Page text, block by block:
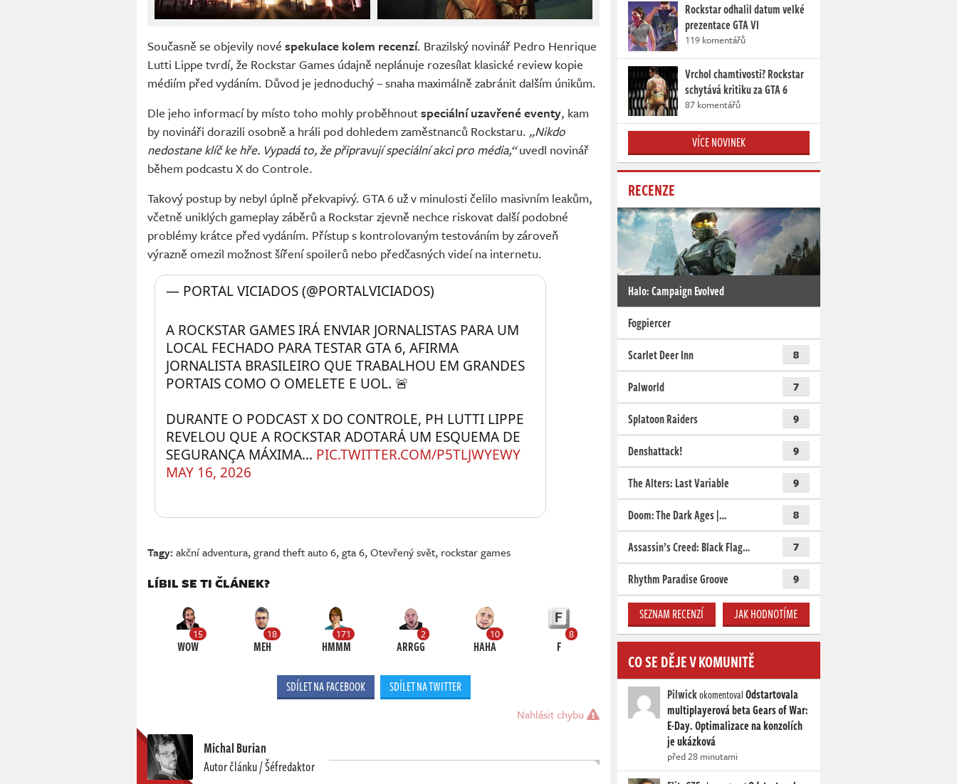
Současně se objevily nové spekulace kolem recenzí. Brazilský novinář Pedro Henrique
Lutti Lippe tvrdí, že Rockstar Games údajně neplánuje rozesílat klasické review kopie
médiím před vydáním. Důvod je jednoduchý – snaha maximálně zabránit dalším únikům.
Dle jeho informací by místo toho mohly proběhnoutspeciální uzavřené eventy, kam
by novináři dorazili osobně a hráli pod dohledem zaměstnanců Rockstaru. „Nikdo
nedostane klíč ke hře. Vypadá to, že připravují speciální akci pro média,“uvedl novinář
během podcastu X do Controle.
Takový postup by nebyl úplně překvapivý. GTA 6 už v minulosti čelilo masivním leakům,
včetně uniklých gameplay záběrů a Rockstar zjevně nechce riskovat další podobné
problémy krátce před vydáním. Přístup s kontrolovaným testováním by zároveň
výrazně omezil možnost šíření spoilerů nebo předčasných videí na internetu.
A ROCKSTAR GAMES IRÁ ENVIAR JORNALISTAS PARA UM
LOCAL FECHADO PARA TESTAR GTA 6, AFIRMA
JORNALISTA BRASILEIRO QUE TRABALHOU EM GRANDES
PORTAIS COMO O OMELETE E UOL. 🚨
DURANTE O PODCAST X DO CONTROLE, PH LUTTI LIPPE
REVELOU QUE A ROCKSTAR ADOTARÁ UM ESQUEMA DE
SEGURANÇA MÁXIMA… PIC.TWITTER.COM/P5TLJWYEWY
— PORTAL VICIADOS (@PORTALVICIADOS)
MAY 16, 2026
Tagy:akční adventura,grand theft auto 6,gta 6,Otevřený svět, rockstar games
LÍBIL SE TI ČLÁNEK?
15
WOW
18
MEH
171
HMMM
2
ARRGG
10
HAHA
8
F
SDÍLET NA FACEBOOK SDÍLET NA TWITTER
Nahlásit chybu
Michal Burian
Autor článku / Šéfredaktor
Rockstar odhalil datum velké
prezentace GTA VI
119 komentářů
Vrchol chamtivosti? Rockstar
schytává kritiku za GTA 6
87 komentářů
VÍCE NOVINEK
RECENZE
Halo: Campaign Evolved
Fogpiercer
Scarlet Deer Inn
8
Palworld 7
Splatoon Raiders 9
Denshattack! 9
The Alters: Last Variable 9
Doom: The Dark Ages |… 8
Assassin’s Creed: Black Flag… 7
Rhythm Paradise Groove 9
SEZNAM RECENZÍ JAK HODNOTÍME
CO SE DĚJE V KOMUNITĚ
PilwickokomentovalOdstartovala
multiplayerová beta Gears of War:
E-Day. Optimalizace na konzolích
je ukázková
před 28 minutami